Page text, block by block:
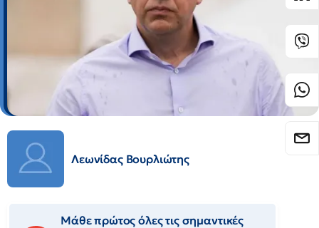
Λεωνίδας Βουρλιώτης
Μάθε πρώτος όλες τις σημαντικές